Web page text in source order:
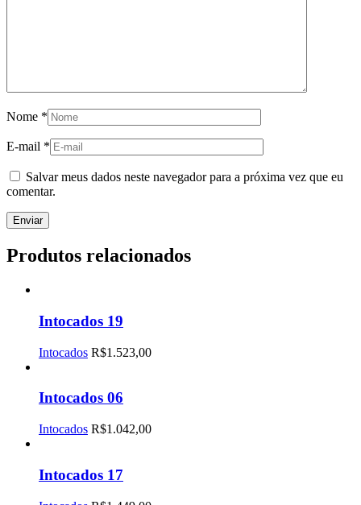
Nome *
E-mail *
Salvar meus dados neste navegador para a próxima vez que eu
comentar.
Produtos relacionados
Intocados 19
Intocados R$1.523,00
Intocados 06
Intocados R$1.042,00
Intocados 17